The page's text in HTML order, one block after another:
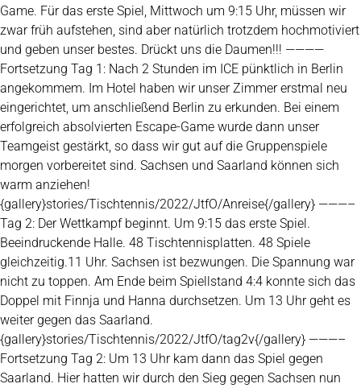
Game. Für das erste Spiel, Mittwoch um 9:15 Uhr, müssen wir
zwar früh aufstehen, sind aber natürlich trotzdem hochmotiviert
und geben unser bestes. Drückt uns die Daumen!!! ————
Fortsetzung Tag 1: Nach 2 Stunden im ICE pünktlich in Berlin
angekommem. Im Hotel haben wir unser Zimmer erstmal neu
eingerichtet, um anschließend Berlin zu erkunden. Bei einem
erfolgreich absolvierten Escape-Game wurde dann unser
Teamgeist gestärkt, so dass wir gut auf die Gruppenspiele
morgen vorbereitet sind. Sachsen und Saarland können sich
warm anziehen!
{gallery}stories/Tischtennis/2022/JtfO/Anreise{/gallery} ———–
Tag 2: Der Wettkampf beginnt. Um 9:15 das erste Spiel.
Beeindruckende Halle. 48 Tischtennisplatten. 48 Spiele
gleichzeitig.11 Uhr. Sachsen ist bezwungen. Die Spannung war
nicht zu toppen. Am Ende beim Spiellstand 4:4 konnte sich das
Doppel mit Finnja und Hanna durchsetzen. Um 13 Uhr geht es
weiter gegen das Saarland.
{gallery}stories/Tischtennis/2022/JtfO/tag2v{/gallery} ———–
Fortsetzung Tag 2: Um 13 Uhr kam dann das Spiel gegen
Saarland. Hier hatten wir durch den Sieg gegen Sachsen nun